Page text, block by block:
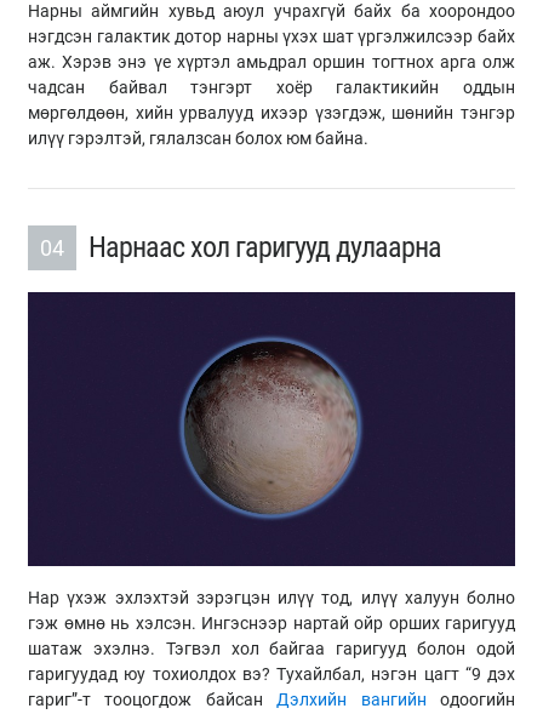
Нарны аймгийн хувьд аюул учрахгүй байх ба хоорондоо
нэгдсэн галактик дотор нарны үхэх шат үргэлжилсээр байх
аж. Хэрэв энэ үе хүртэл амьдрал оршин тогтнох арга олж
чадсан байвал тэнгэрт хоёр галактикийн оддын
мөргөлдөөн, хийн урвалууд ихээр үзэгдэж, шөнийн тэнгэр
илүү гэрэлтэй, гялалзсан болох юм байна.
04 Нарнаас хол гаригууд дулаарна
Нар үхэж эхлэхтэй зэрэгцэн илүү тод, илүү халуун болно
гэж өмнө нь хэлсэн. Ингэснээр нартай ойр орших гаригууд
шатаж эхэлнэ. Тэгвэл хол байгаа гаригууд болон одой
гаригуудад юу тохиолдох вэ? Тухайлбал, нэгэн цагт “9 дэх
гариг”-т тооцогдож байсан Дэлхийн вангийн одоогийн